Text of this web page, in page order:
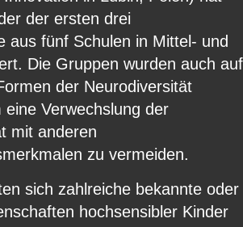
der ersten drei
aus fünf Schulen in Mittel- und
Die Gruppen wurden auch
der Neurodiversität
eine Verwechslung der
mit anderen
zu vermeiden.
sich zahlreiche bekannte oder
hochsensibler Kinder